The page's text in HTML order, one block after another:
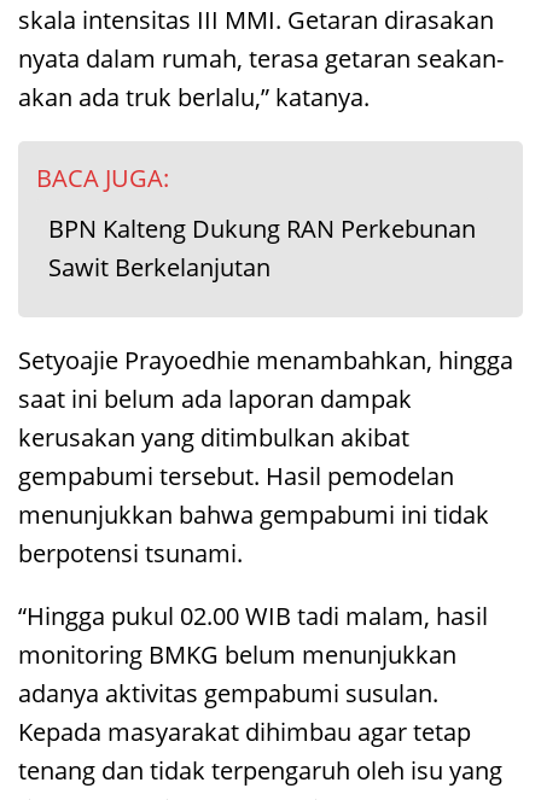
skala intensitas III MMI. Getaran dirasakan
nyata dalam rumah, terasa getaran seakan-
akan ada truk berlalu,” katanya.
BACA JUGA:
BPN Kalteng Dukung RAN Perkebunan
Sawit Berkelanjutan
Setyoajie Prayoedhie menambahkan, hingga
saat ini belum ada laporan dampak
kerusakan yang ditimbulkan akibat
gempabumi tersebut. Hasil pemodelan
menunjukkan bahwa gempabumi ini tidak
berpotensi tsunami.
“Hingga pukul 02.00 WIB tadi malam, hasil
monitoring BMKG belum menunjukkan
adanya aktivitas gempabumi susulan.
Kepada masyarakat dihimbau agar tetap
tenang dan tidak terpengaruh oleh isu yang